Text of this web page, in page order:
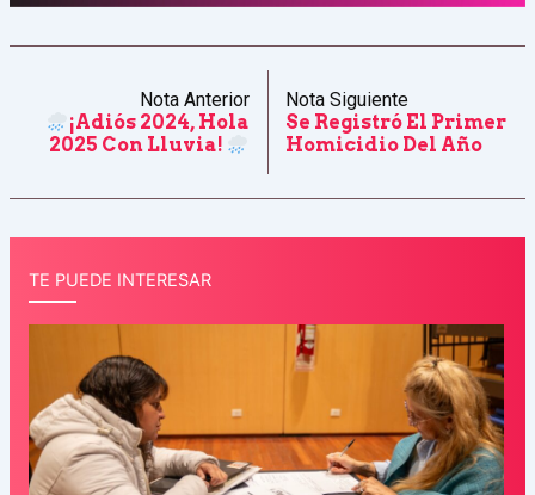
Nota Anterior
¡Adiós 2024, Hola
2025 Con Lluvia!
Nota Siguiente
Se Registró El Primer
Homicidio Del Año
TE PUEDE INTERESAR